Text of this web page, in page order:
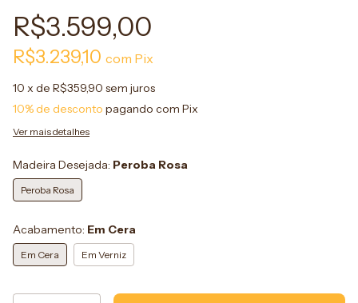
R$3.599,00
R$3.239,10 com Pix
10 x de R$359,90 sem juros
10% de desconto pagando com Pix
Ver mais detalhes
Madeira Desejada: Peroba Rosa
Peroba Rosa
Acabamento: Em Cera
Em Cera Em Verniz